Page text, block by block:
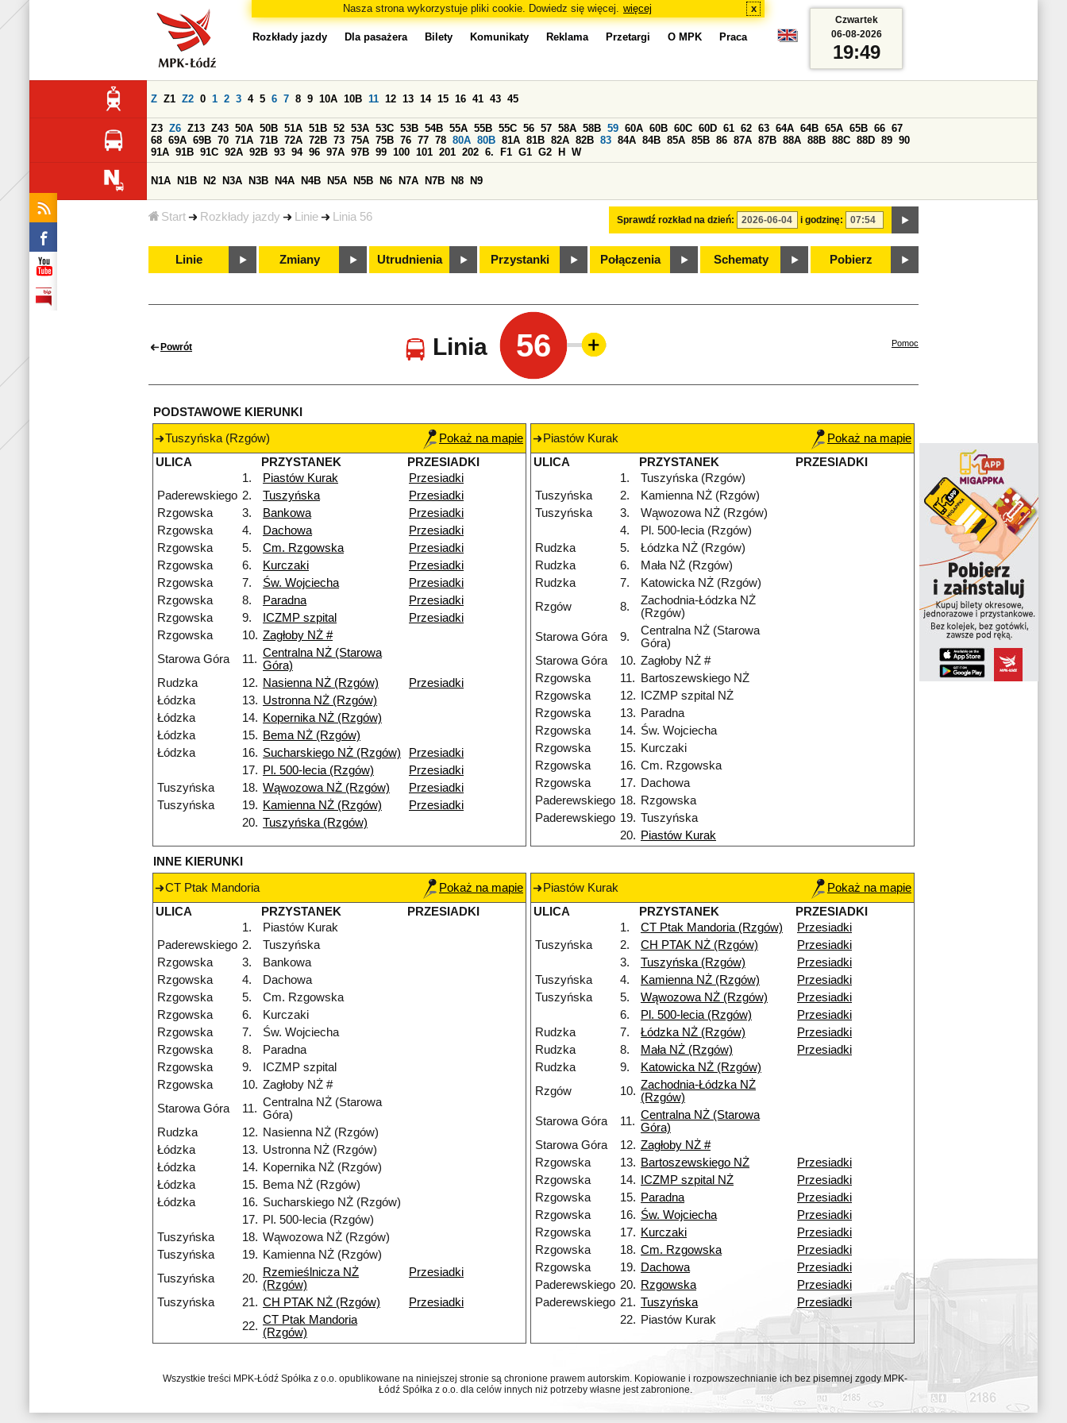
Nasza strona wykorzystuje pliki cookie. Dowiedz się więcej. więcej x
Start Rozkłady jazdy Linie Linia 56
Rozkłady jazdy Dla pasażera Bilety Komunikaty Reklama Przetargi O MPK Praca
Sprawdź rozkład na dzień: i godzinę:
Z Z1 Z2 0 1 2 3 4 5 6 7 8 9 10A 10B 11 12 13 14 15 16 41 43 45
Z3 Z6 Z13 Z43 50A 50B 51A 51B 52 53A 53C 53B 54B 55A 55B 55C 56 57 58A 58B 59 60A 60B 60C 60D 61 62 63 64A 64B 65A 65B 66 67
68 69A 69B 70 71A 71B 72A 72B 73 75A 75B 76 77 78 80A 80B 81A 81B 82A 82B 83 84A 84B 85A 85B 86 87A 87B 88A 88B 88C 88D 89 90
91A 91B 91C 92A 92B 93 94 96 97A 97B 99 100 101 201 202 6. F1 G1 G2 H W
N1A N1B N2 N3A N3B N4A N4B N5A N5B N6 N7A N7B N8 N9
Linie Zmiany Utrudnienia Przystanki Połączenia Schematy Pobierz
Czwartek
06-08-2026
19:49
Powrót Linia 56 Pomoc
PODSTAWOWE KIERUNKI
Tuszyńska (Rzgów)
Pokaż na mapie
ULICA
PRZYSTANEK
PRZESIADKI
1.
Piastów Kurak
Przesiadki
Paderewskiego 2. Tuszyńska
Przesiadki
Rzgowska
3. Bankowa
Przesiadki
Rzgowska
4. Dachowa
Przesiadki
Rzgowska
5. Cm. Rzgowska
Przesiadki
Rzgowska
6. Kurczaki
Przesiadki
Rzgowska
7. Św. Wojciecha
Przesiadki
Rzgowska
8. Paradna
Przesiadki
Rzgowska
9. ICZMP szpital
Przesiadki
Rzgowska
10. Zagłoby NŻ #
Starowa Góra
11. Centralna NŻ (Starowa
Góra)
Rudzka
12. Nasienna NŻ (Rzgów)
Przesiadki
Łódzka
13. Ustronna NŻ (Rzgów)
Łódzka
14. Kopernika NŻ (Rzgów)
Łódzka
15. Bema NŻ (Rzgów)
Łódzka
16. Sucharskiego NŻ (Rzgów)
Przesiadki
17. Pl. 500-lecia (Rzgów)
Przesiadki
Tuszyńska
18. Wąwozowa NŻ (Rzgów)
Przesiadki
Tuszyńska
19. Kamienna NŻ (Rzgów)
Przesiadki
20. Tuszyńska (Rzgów)
Piastów Kurak
Pokaż na mapie
ULICA
PRZYSTANEK
PRZESIADKI
1.
Tuszyńska (Rzgów)
Tuszyńska
2.
Kamienna NŻ (Rzgów)
Tuszyńska
3.
Wąwozowa NŻ (Rzgów)
4.
Pl. 500-lecia (Rzgów)
Rudzka
5.
Łódzka NŻ (Rzgów)
Rudzka
6.
Mała NŻ (Rzgów)
Rudzka
7.
Katowicka NŻ (Rzgów)
Rzgów
8.
Zachodnia-Łódzka NŻ
(Rzgów)
Starowa Góra
9.
Centralna NŻ (Starowa
Góra)
Starowa Góra
10. Zagłoby NŻ #
Rzgowska
11.
Bartoszewskiego NŻ
Rzgowska
12.
ICZMP szpital NŻ
Rzgowska
13. Paradna
Rzgowska
14. Św. Wojciecha
Rzgowska
15. Kurczaki
Rzgowska
16. Cm. Rzgowska
Rzgowska
17. Dachowa
Paderewskiego 18. Rzgowska
Paderewskiego 19. Tuszyńska
20. Piastów Kurak
INNE KIERUNKI
CT Ptak Mandoria
Pokaż na mapie
ULICA
PRZYSTANEK
PRZESIADKI
1.
Piastów Kurak
Paderewskiego 2.
Tuszyńska
Rzgowska
3.
Bankowa
Rzgowska
4.
Dachowa
Rzgowska
5.
Cm. Rzgowska
Rzgowska
6.
Kurczaki
Rzgowska
7.
Św. Wojciecha
Rzgowska
8.
Paradna
Rzgowska
9.
ICZMP szpital
Rzgowska
10. Zagłoby NŻ #
Starowa Góra
11. Centralna NŻ (Starowa
Góra)
Rudzka
12. Nasienna NŻ (Rzgów)
Łódzka
13. Ustronna NŻ (Rzgów)
Łódzka
14. Kopernika NŻ (Rzgów)
Łódzka
15. Bema NŻ (Rzgów)
Łódzka
16. Sucharskiego NŻ (Rzgów)
17. Pl. 500-lecia (Rzgów)
Tuszyńska
18. Wąwozowa NŻ (Rzgów)
Tuszyńska
19. Kamienna NŻ (Rzgów)
Tuszyńska
20. Rzemieślnicza NŻ
(Rzgów)
Przesiadki
Tuszyńska 21. CH PTAK NŻ (Rzgów)
Przesiadki
22. CT Ptak Mandoria
(Rzgów)
Piastów Kurak
Pokaż na mapie
ULICA
PRZYSTANEK
PRZESIADKI
1.
CT Ptak Mandoria (Rzgów)
Przesiadki
Tuszyńska
2. CH PTAK NŻ (Rzgów)
Przesiadki
3.
Tuszyńska (Rzgów)
Przesiadki
Tuszyńska
4. Kamienna NŻ (Rzgów)
Przesiadki
Tuszyńska
5. Wąwozowa NŻ (Rzgów)
Przesiadki
6.
Pl. 500-lecia (Rzgów)
Przesiadki
Rudzka
7. Łódzka NŻ (Rzgów)
Przesiadki
Rudzka
8. Mała NŻ (Rzgów)
Przesiadki
Rudzka
9.
Katowicka NŻ (Rzgów)
Rzgów
10. Zachodnia-Łódzka NŻ
(Rzgów)
Starowa Góra
11. Centralna NŻ (Starowa
Góra)
Starowa Góra
12. Zagłoby NŻ #
Rzgowska
13. Bartoszewskiego NŻ
Przesiadki
Rzgowska
14. ICZMP szpital NŻ
Przesiadki
Rzgowska
15. Paradna
Przesiadki
Rzgowska
16. Św. Wojciecha
Przesiadki
Rzgowska
17. Kurczaki
Przesiadki
Rzgowska
18. Cm. Rzgowska
Przesiadki
Rzgowska
19. Dachowa
Przesiadki
Paderewskiego 20. Rzgowska
Przesiadki
Paderewskiego 21. Tuszyńska
Przesiadki
22. Piastów Kurak
Wszystkie treści MPK-Łódź Spółka z o.o. opublikowane na niniejszej stronie są chronione prawem autorskim. Kopiowanie i rozpowszechnianie ich bez pisemnej zgody MPK-
Łódź Spółka z o.o. dla celów innych niż potrzeby własne jest zabronione.